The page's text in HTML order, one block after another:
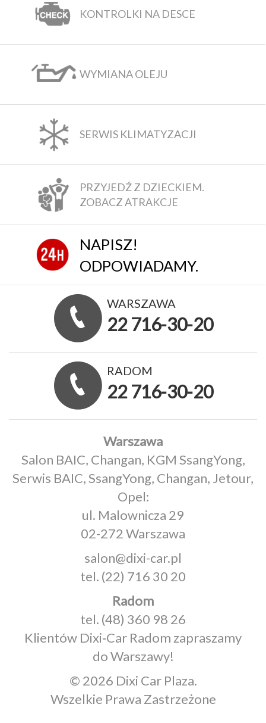
KONTROLKI NA DESCE
WYMIANA OLEJU
SERWIS KLIMATYZACJI
PRZYJEDŹ Z DZIECKIEM.
ZOBACZ ATRAKCJE
NAPISZ!
ODPOWIADAMY.
WARSZAWA
22 716-30-20
RADOM
22 716-30-20
Warszawa
Salon BAIC, Changan, KGM SsangYong,
Serwis BAIC, SsangYong, Changan, Jetour,
Opel:
ul. Malownicza 29
02-272 Warszawa
salon@dixi-car.pl
tel. (22) 716 30 20
Radom
tel. (48) 360 98 26
Klientów Dixi‑Car Radom zapraszamy
do Warszawy!
© 2026 Dixi Car Plaza.
Wszelkie Prawa Zastrzeżone